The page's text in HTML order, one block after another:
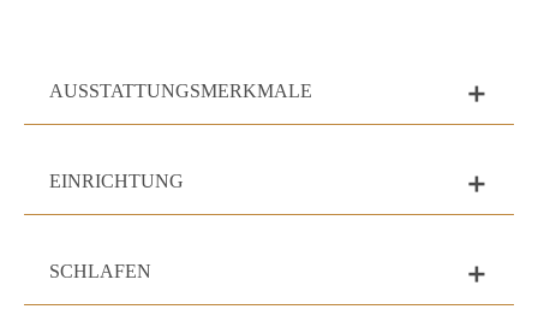
AUSSTATTUNGSMERKMALE add
EINRICHTUNG add
SCHLAFEN add